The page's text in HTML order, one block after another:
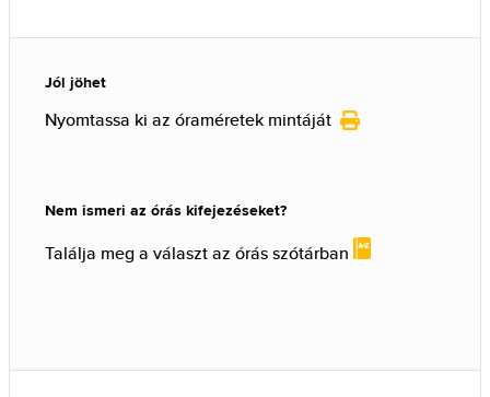
Jól jöhet
Nyomtassa ki az óraméretek mintáját
Nem ismeri az órás kifejezéseket?
Találja meg a választ az órás szótárban